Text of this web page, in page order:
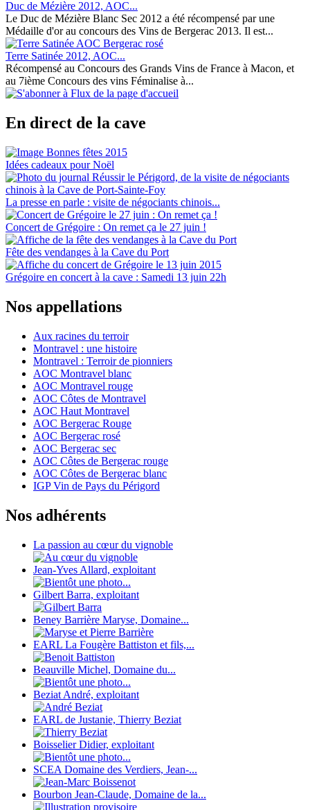
Duc de Mézière 2012, AOC...
Le Duc de Mézière Blanc Sec 2012 a été récompensé par une
Médaille d'or au concours des Vins de Bergerac 2013. Il est...
Terre Satinée 2012, AOC...
Récompensé au Concours des Grands Vins de France à Macon, et
au 7ième Concours des vins Féminalise à...
En direct de la cave
Idées cadeaux pour Noël
La presse en parle : visite de négociants chinois...
Concert de Grégoire : On remet ça le 27 juin !
Fête des vendanges à la Cave du Port
Grégoire en concert à la cave : Samedi 13 juin 22h
Nos appellations
Aux racines du terroir
Montravel : une histoire
Montravel : Terroir de pionniers
AOC Montravel blanc
AOC Montravel rouge
AOC Côtes de Montravel
AOC Haut Montravel
AOC Bergerac Rouge
AOC Bergerac rosé
AOC Bergerac sec
AOC Côtes de Bergerac rouge
AOC Côtes de Bergerac blanc
IGP Vin de Pays du Périgord
Nos adhérents
La passion au cœur du vignoble
Jean-Yves Allard, exploitant
Gilbert Barra, exploitant
Beney Barrière Maryse, Domaine...
EARL La Fougère Battiston et fils,...
Beauville Michel, Domaine du...
Beziat André, exploitant
EARL de Justanie, Thierry Beziat
Boisselier Didier, exploitant
SCEA Domaine des Verdiers, Jean-...
Bourbon Jean-Claude, Domaine de la...